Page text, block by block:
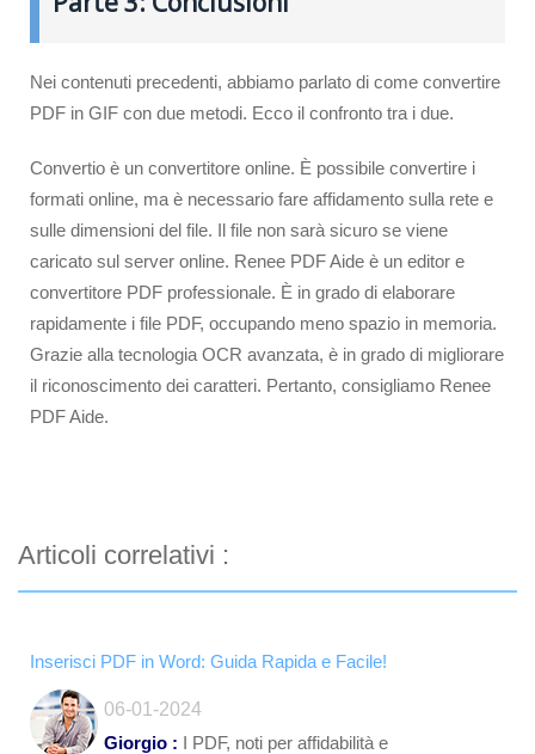
Nei contenuti precedenti, abbiamo parlato di come convertire
PDF in GIF con due metodi. Ecco il confronto tra i due.
Convertio è un convertitore online. È possibile convertire i
formati online, ma è necessario fare affidamento sulla rete e
sulle dimensioni del file. Il file non sarà sicuro se viene
caricato sul server online. Renee PDF Aide è un editor e
convertitore PDF professionale. È in grado di elaborare
rapidamente i file PDF, occupando meno spazio in memoria.
Grazie alla tecnologia OCR avanzata, è in grado di migliorare
il riconoscimento dei caratteri. Pertanto, consigliamo Renee
PDF Aide.
Articoli correlativi :
Inserisci PDF in Word: Guida Rapida e Facile!
06-01-2024
Giorgio : I PDF, noti per affidabilità e